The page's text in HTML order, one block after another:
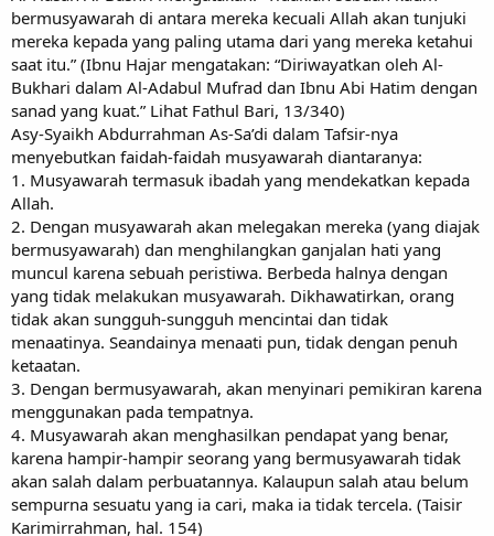
bermusyawarah di antara mereka kecuali Allah akan tunjuki
mereka kepada yang paling utama dari yang mereka ketahui
saat itu.” (Ibnu Hajar mengatakan: “Diriwayatkan oleh Al-
Bukhari dalam Al-Adabul Mufrad dan Ibnu Abi Hatim dengan
sanad yang kuat.” Lihat Fathul Bari, 13/340)
Asy-Syaikh Abdurrahman As-Sa’di dalam Tafsir-nya
menyebutkan faidah-faidah musyawarah diantaranya:
1. Musyawarah termasuk ibadah yang mendekatkan kepada
Allah.
2. Dengan musyawarah akan melegakan mereka (yang diajak
bermusyawarah) dan menghilangkan ganjalan hati yang
muncul karena sebuah peristiwa. Berbeda halnya dengan
yang tidak melakukan musyawarah. Dikhawatirkan, orang
tidak akan sungguh-sungguh mencintai dan tidak
menaatinya. Seandainya menaati pun, tidak dengan penuh
ketaatan.
3. Dengan bermusyawarah, akan menyinari pemikiran karena
menggunakan pada tempatnya.
4. Musyawarah akan menghasilkan pendapat yang benar,
karena hampir-hampir seorang yang bermusyawarah tidak
akan salah dalam perbuatannya. Kalaupun salah atau belum
sempurna sesuatu yang ia cari, maka ia tidak tercela. (Taisir
Karimirrahman, hal. 154)